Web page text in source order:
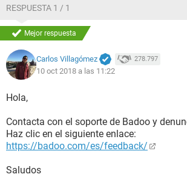
RESPUESTA 1 / 1
Mejor respuesta
Carlos Villagómez 278.797
10 oct 2018 a las 11:22
Hola,
Contacta con el soporte de Badoo y
Haz clic en el siguiente enlace:
https://badoo.com/es/feedback/
Saludos